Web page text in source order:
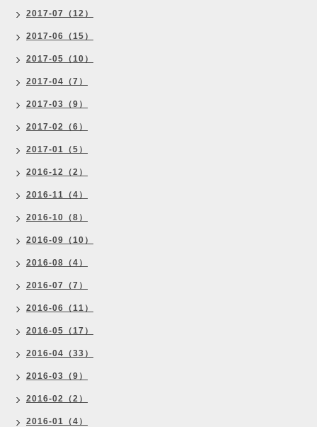
2017-07（12）
2017-06（15）
2017-05（10）
2017-04（7）
2017-03（9）
2017-02（6）
2017-01（5）
2016-12（2）
2016-11（4）
2016-10（8）
2016-09（10）
2016-08（4）
2016-07（7）
2016-06（11）
2016-05（17）
2016-04（33）
2016-03（9）
2016-02（2）
2016-01（4）